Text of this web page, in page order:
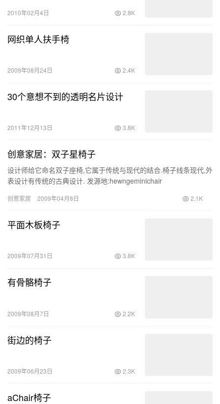
2010年02月4日 2.8K
网织单人扶手椅
2009年08月24日 2.4K
30个意想不到的透明名片设计
2011年12月13日 3.8K
创意家居：双子星椅子
设计师给它命名双子座椅,它属于传统与现代的结合.椅子线条现代,外
表设计有传统的古典设计. 发源地:hewngeminichair
创意家居 2009年04月8日 2.1K
平面木板椅子
2009年07月31日 3.8K
有骨骼椅子
2009年08月7日 2.2K
街边的椅子
2009年06月23日 2.3K
aChair椅子